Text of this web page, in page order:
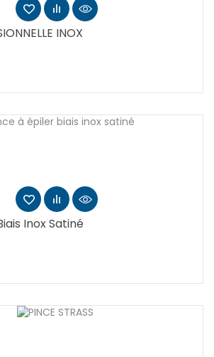
INOX
Inox Satiné